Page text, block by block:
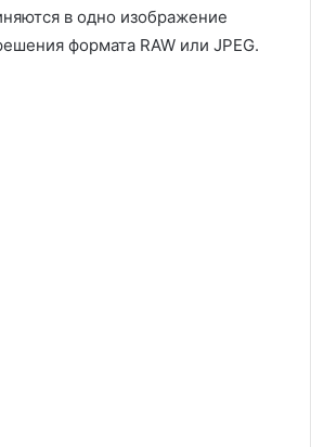
в одно изображение
формата RAW или JPEG.